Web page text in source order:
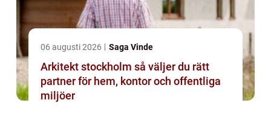
06 augusti 2026 Saga Vinde
Arkitekt stockholm så väljer du rätt
partner för hem, kontor och offentliga
miljöer